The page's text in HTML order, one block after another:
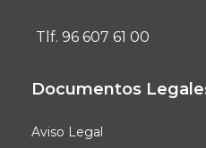
Tlf. 96 607 61 00
Documentos
Aviso Legal